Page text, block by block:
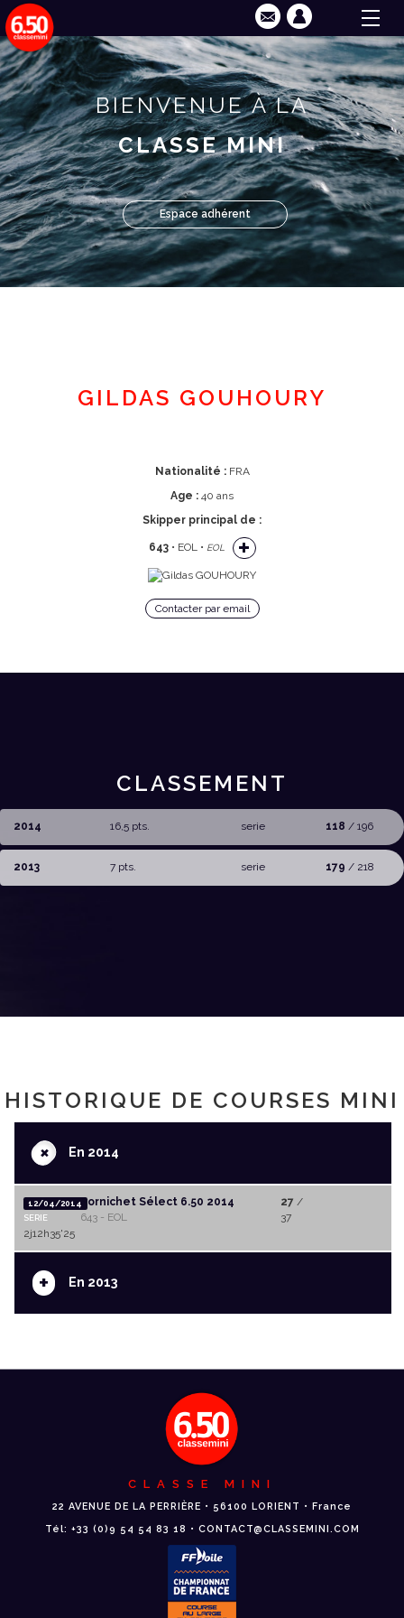
BIENVENUE À LA
CLASSE MINI
Espace adhérent
GILDAS GOUHOURY
Nationalité :FRA
Age : 40 ans
Skipper principal de :
643• EOL • EOL
Contacter par email
CLASSEMENT
2014 16,5 pts. serie 118 / 196
2013 7 pts. serie 179 / 218
HISTORIQUE DE COURSES MINI
+En 2014
12/04/2014
SERIE
Pornichet Sélect 6.50 2014
643 - EOL
27 /
37
2j12h35'25
+ En 2013
CLASSE MINI
22 AVENUE DE LA PERRIÈRE • 56100 LORIENT • France
Tél: +33 (0)9 54 54 83 18 • CONTACT@CLASSEMINI.COM